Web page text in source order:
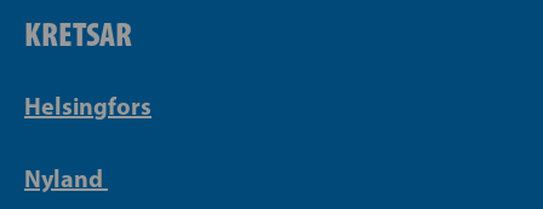
KRETSAR
Helsingfors
Nyland